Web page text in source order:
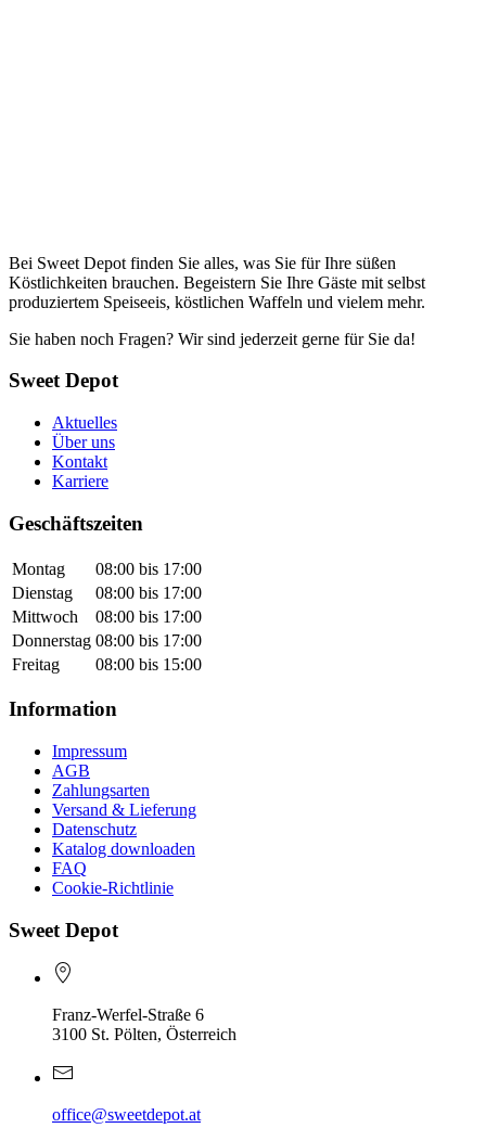
Bei Sweet Depot finden Sie alles, was Sie für Ihre süßen
Köstlichkeiten brauchen. Begeistern Sie Ihre Gäste mit selbst
produziertem Speiseeis, köstlichen Waffeln und vielem mehr.
Sie haben noch Fragen? Wir sind jederzeit gerne für Sie da!
Sweet Depot
Aktuelles
Über uns
Kontakt
Karriere
Geschäftszeiten
Montag
08:00 bis 17:00
Dienstag
08:00 bis 17:00
Mittwoch
08:00 bis 17:00
Donnerstag 08:00 bis 17:00
Freitag
08:00 bis 15:00
Information
Impressum
AGB
Zahlungsarten
Versand & Lieferung
Datenschutz
Katalog downloaden
FAQ
Cookie-Richtlinie
Sweet Depot
Franz-Werfel-Straße 6
3100 St. Pölten, Österreich
office@sweetdepot.at